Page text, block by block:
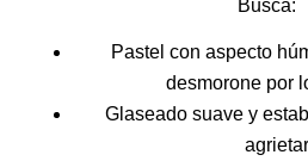
Busca:
Pastel con aspecto
desmorone por
Glaseado suave y
agrietar